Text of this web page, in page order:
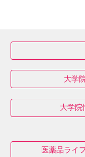
大学
大学院
医薬品ライ